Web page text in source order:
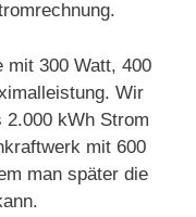
mit 300 Watt, 400
Wir
2.000 kWh Strom
mit 600
man später die